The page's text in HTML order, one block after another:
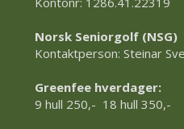
Norsk Seniorgolf (NSG)
Kontaktperson: Steinar
Greenfee hverdager:
9 hull 250,- 18 hull 350,-